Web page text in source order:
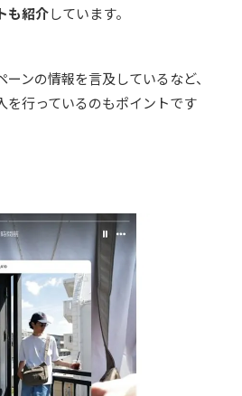
も紹介しています。
ンの情報を言及しているなど、
を行っているのもポイントです